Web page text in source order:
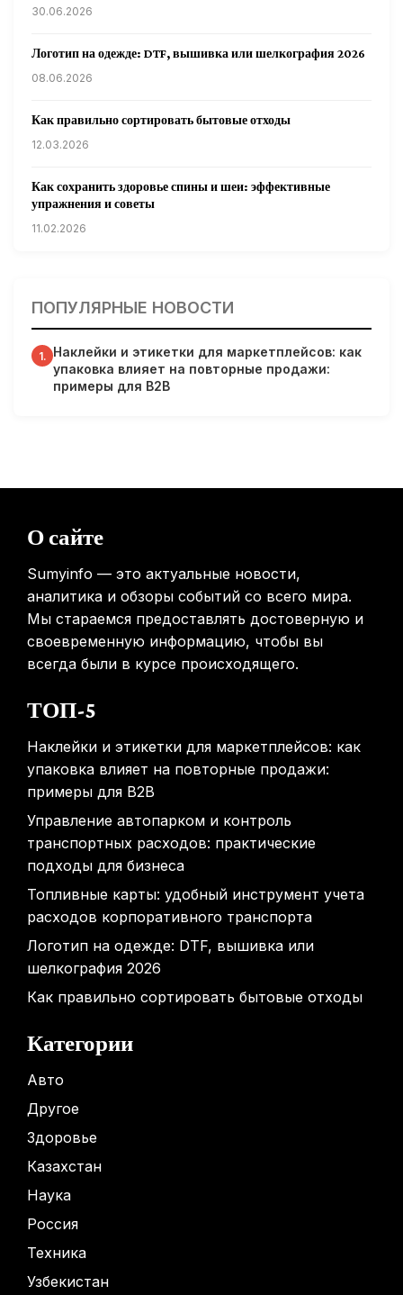
30.06.2026
Логотип на одежде: DTF, вышивка или шелкография 2026
08.06.2026
Как правильно сортировать бытовые отходы
12.03.2026
Как сохранить здоровье спины и шеи: эффективные
упражнения и советы
11.02.2026
31.01.2026
Гарвардские ученые обнаружили сеть лимфатических
сосудов в мозге человека и мышей
31.01.2026
выявления рисков раннего старения
ПОПУЛЯРНЫЕ НОВОСТИ
1. Наклейки и этикетки для маркетплейсов: как
упаковка влияет на повторные продажи:
примеры для B2B
О сайте
Sumyinfo — это актуальные новости,
аналитика и обзоры событий со всего мира.
Мы стараемся предоставлять достоверную и
своевременную информацию, чтобы вы
всегда были в курсе происходящего.
ТОП-5
Наклейки и этикетки для маркетплейсов: как
упаковка влияет на повторные продажи:
примеры для B2B
Управление автопарком и контроль
транспортных расходов: практические
подходы для бизнеса
Топливные карты: удобный инструмент учета
расходов корпоративного транспорта
Логотип на одежде: DTF, вышивка или
шелкография 2026
Как правильно сортировать бытовые отходы
Категории
Авто
Другое
Здоровье
Казахстан
Наука
Россия
Техника
Узбекистан